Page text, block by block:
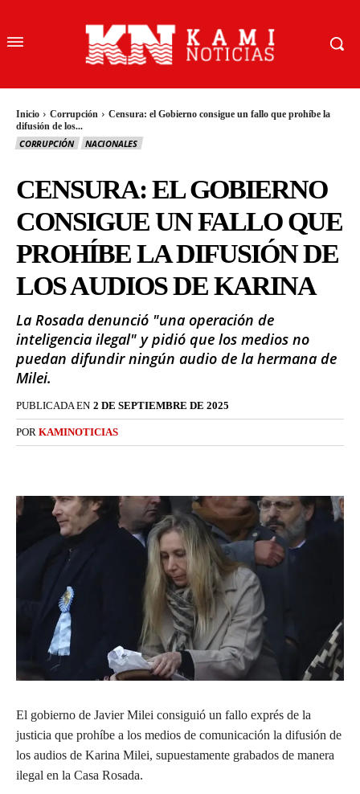
Inicio Corrupción
Censura: el Gobierno consigue un fallo que prohíbe la
difusión de los...
CORRUPCIÓN NACIONALES
CENSURA: EL GOBIERNO
CONSIGUE UN FALLO QUE
PROHÍBE LA DIFUSIÓN DE
LOS AUDIOS DE KARINA
La Rosada denunció "una operación de
inteligencia ilegal" y pidió que los medios no
puedan difundir ningún audio de la hermana de
Milei.
PUBLICADA EN 2 DE SEPTIEMBRE DE 2025
POR KAMINOTICIAS
El gobierno de Javier Milei consiguió un fallo exprés de la
justicia que prohíbe a los medios de comunicación la difusión de
los audios de Karina Milei, supuestamente grabados de manera
ilegal en la Casa Rosada.